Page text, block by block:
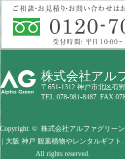
株式会社アル
〒651-1312 神戸市北区有
TEL:078-981-8487
Copyright © 株式会社アルファグリーン
| 大阪 神戸 観葉植物やレンタルギフト.
All rights reserved.